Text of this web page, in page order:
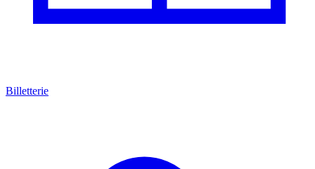
Billetterie